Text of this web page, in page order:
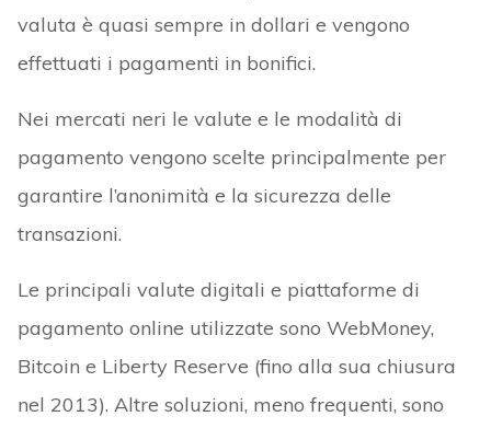
valuta è quasi sempre in dollari e vengono
effettuati i pagamenti in bonifici.
Nei mercati neri le valute e le modalità di
pagamento vengono scelte principalmente per
garantire l’anonimità e la sicurezza delle
transazioni.
Le principali valute digitali e piattaforme di
pagamento online utilizzate sono WebMoney,
Bitcoin e Liberty Reserve (fino alla sua chiusura
nel 2013). Altre soluzioni, meno frequenti, sono